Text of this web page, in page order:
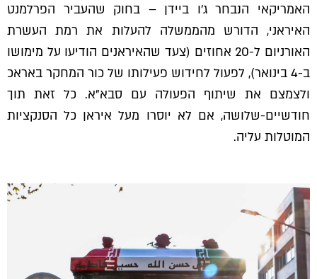
האמריקאי הנבחר ג'ו ביידן – בחוק שהעביר הפרלמנט
האיראני, הדורש מהממשלה להעלות את רמת העשרת
האורניום ל-20 אחוזים (צעד שהאיראנים הודיעו על מימושו
ב-4 בינואר), לפעול לחידוש פעילותו של כור המחקר באראכ
ולצמצם את שיתוף הפעולה עם סבא"א. כל זאת תוך
חודשיים-שלושה, אם לא יוסרו מעל איראן כל הסנקציות
המוטלות עליה.